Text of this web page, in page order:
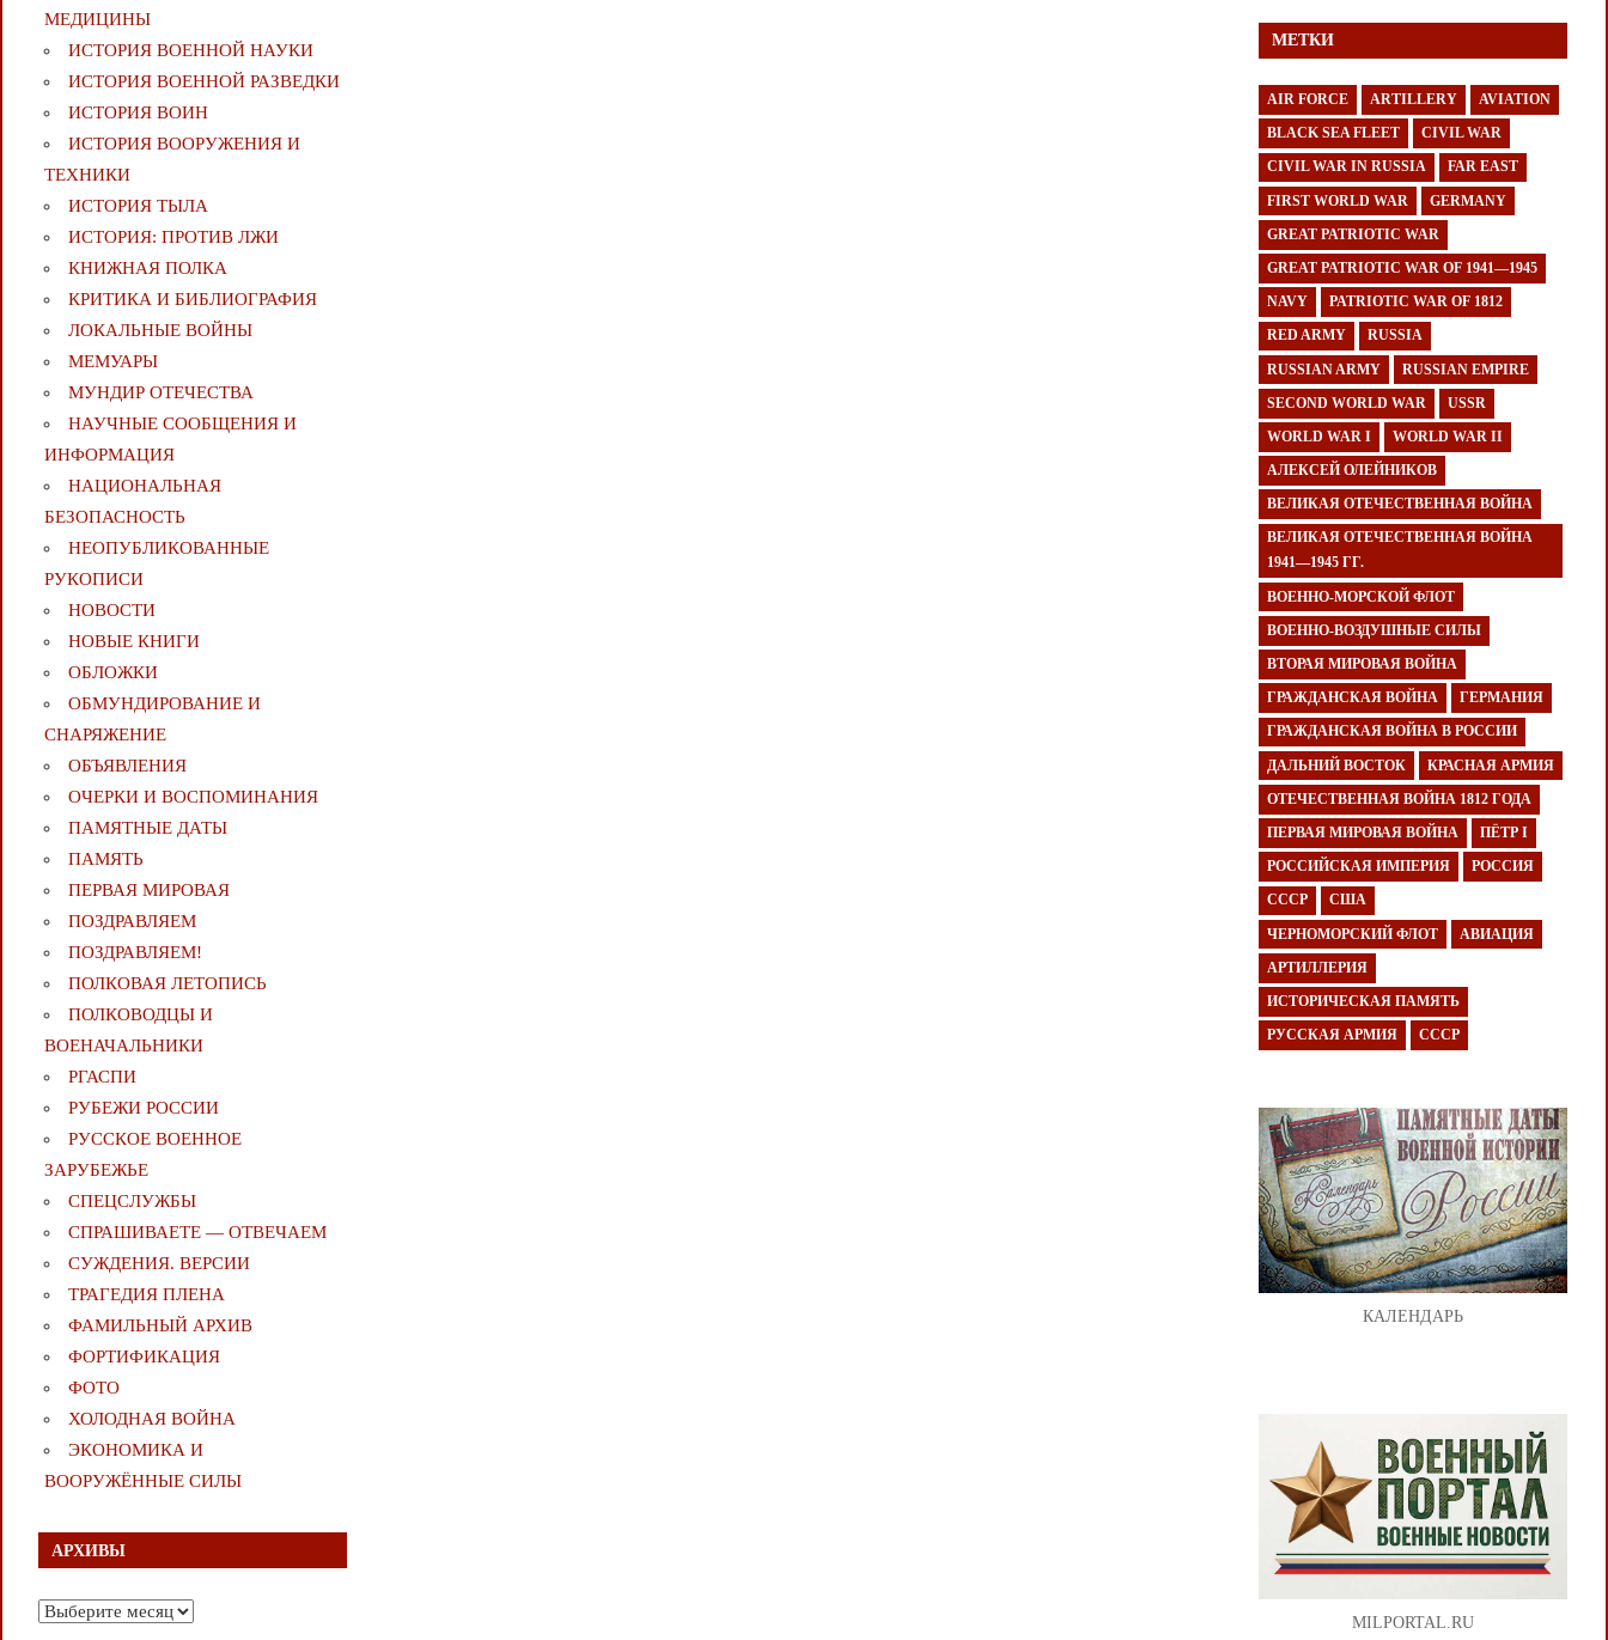
МЕДИЦИНЫ
ИСТОРИЯ ВОЕННОЙ НАУКИ
ИСТОРИЯ ВОЕННОЙ РАЗВЕДКИ
ИСТОРИЯ ВОИН
ИСТОРИЯ ВООРУЖЕНИЯ И
ТЕХНИКИ
ИСТОРИЯ ТЫЛА
ИСТОРИЯ: ПРОТИВ ЛЖИ
КНИЖНАЯ ПОЛКА
КРИТИКА И БИБЛИОГРАФИЯ
ЛОКАЛЬНЫЕ ВОЙНЫ
МЕМУАРЫ
МУНДИР ОТЕЧЕСТВА
НАУЧНЫЕ СООБЩЕНИЯ И
ИНФОРМАЦИЯ
НАЦИОНАЛЬНАЯ
БЕЗОПАСНОСТЬ
НЕОПУБЛИКОВАННЫЕ
РУКОПИСИ
НОВОСТИ
НОВЫЕ КНИГИ
ОБЛОЖКИ
ОБМУНДИРОВАНИЕ И
СНАРЯЖЕНИЕ
ОБЪЯВЛЕНИЯ
ОЧЕРКИ И ВОСПОМИНАНИЯ
ПАМЯТНЫЕ ДАТЫ
ПАМЯТЬ
ПЕРВАЯ МИРОВАЯ
ПОЗДРАВЛЯЕМ
ПОЗДРАВЛЯЕМ!
ПОЛКОВАЯ ЛЕТОПИСЬ
ПОЛКОВОДЦЫ И
ВОЕНАЧАЛЬНИКИ
РГАСПИ
РУБЕЖИ РОССИИ
РУССКОЕ ВОЕННОЕ
ЗАРУБЕЖЬЕ
СПЕЦСЛУЖБЫ
СПРАШИВАЕТЕ — ОТВЕЧАЕМ
СУЖДЕНИЯ. ВЕРСИИ
ТРАГЕДИЯ ПЛЕНА
ФАМИЛЬНЫЙ АРХИВ
ФОРТИФИКАЦИЯ
ФОТО
ХОЛОДНАЯ ВОЙНА
ЭКОНОМИКА И
ВООРУЖЁННЫЕ СИЛЫ
АРХИВЫ
Архивы
МЕТКИ
AIR FORCE ARTILLERY AVIATION
BLACK SEA FLEET CIVIL WAR
CIVIL WAR IN RUSSIA FAR EAST
FIRST WORLD WAR GERMANY
GREAT PATRIOTIC WAR
GREAT PATRIOTIC WAR OF 1941—1945
NAVY PATRIOTIC WAR OF 1812
RED ARMY RUSSIA
RUSSIAN ARMY RUSSIAN EMPIRE
SECOND WORLD WAR USSR
WORLD WAR I WORLD WAR II
АЛЕКСЕЙ ОЛЕЙНИКОВ
ВЕЛИКАЯ ОТЕЧЕСТВЕННАЯ ВОЙНА
ВЕЛИКАЯ ОТЕЧЕСТВЕННАЯ ВОЙНА
1941—1945 ГГ.
ВОЕННО-МОРСКОЙ ФЛОТ
ВОЕННО-ВОЗДУШНЫЕ СИЛЫ
ВТОРАЯ МИРОВАЯ ВОЙНА
ГРАЖДАНСКАЯ ВОЙНА ГЕРМАНИЯ
ГРАЖДАНСКАЯ ВОЙНА В РОССИИ
ДАЛЬНИЙ ВОСТОК КРАСНАЯ АРМИЯ
ОТЕЧЕСТВЕННАЯ ВОЙНА 1812 ГОДА
ПЕРВАЯ МИРОВАЯ ВОЙНА ПЁТР I
РОССИЙСКАЯ ИМПЕРИЯ РОССИЯ
СССР США
ЧЕРНОМОРСКИЙ ФЛОТ АВИАЦИЯ
АРТИЛЛЕРИЯ
ИСТОРИЧЕСКАЯ ПАМЯТЬ
РУССКАЯ АРМИЯ СССР
КАЛЕНДАРЬ
MILPORTAL.RU